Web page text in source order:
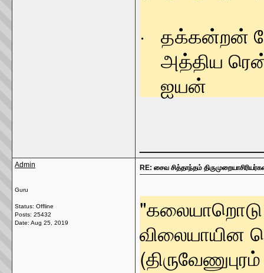
· தக்கன்றன்
அத்திய
ஐயன்
Admin
Guru
Status: Offline
Posts: 25432
Date: Aug 25, 2019
RE: சைவ சித்தாந்தம்
"கலையாறொடு
விலையாயின